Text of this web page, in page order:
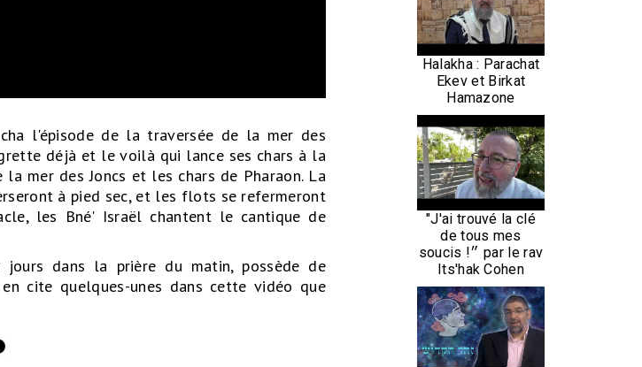
l'épisode de la traversée de la mer des
déjà et le voilà qui lance ses chars à la
mer des Joncs et les chars de Pharaon. La
à pied sec, et les flots se refermeront
les Bné' Israël chantent le cantique de
dans la prière du matin, possède de
cite quelques-unes dans cette vidéo que
Halakha : Parachat
Ekev et Birkat
Hamazone
"J'ai trouvé la clé
de tous mes
soucis !״ par le rav
Its'hak Cohen